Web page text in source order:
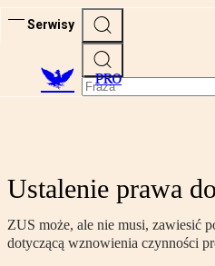
Serwisy
PRO
Ustalenie prawa
ZUS może, ale nie musi, zawiesić
dotyczącą wznowienia czynności